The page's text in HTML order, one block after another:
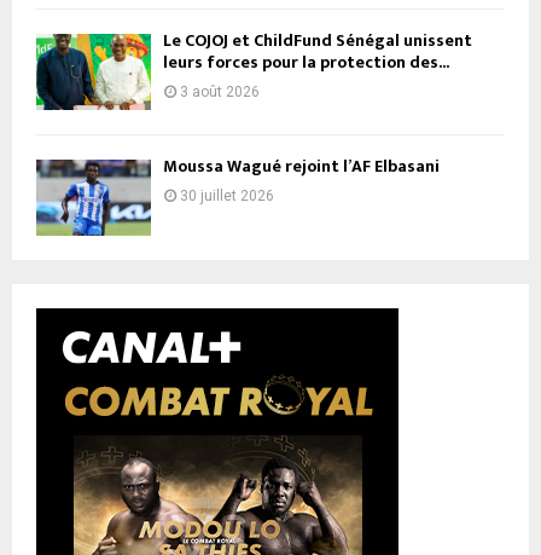
Le COJOJ et ChildFund Sénégal unissent
leurs forces pour la protection des...
3 août 2026
Moussa Wagué rejoint l’AF Elbasani
30 juillet 2026